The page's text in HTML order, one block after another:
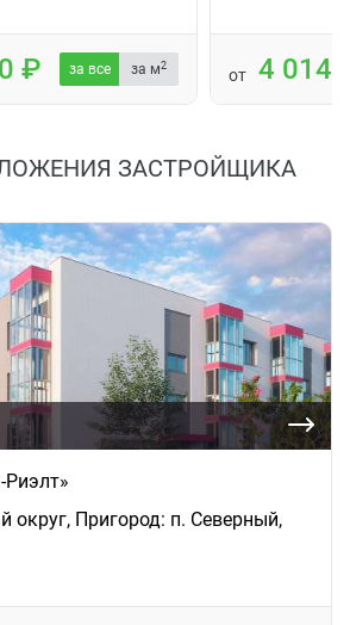
за все за м2
от 4 014
ЗАСТРОЙЩИКА
округ, Пригород: п. Северный,